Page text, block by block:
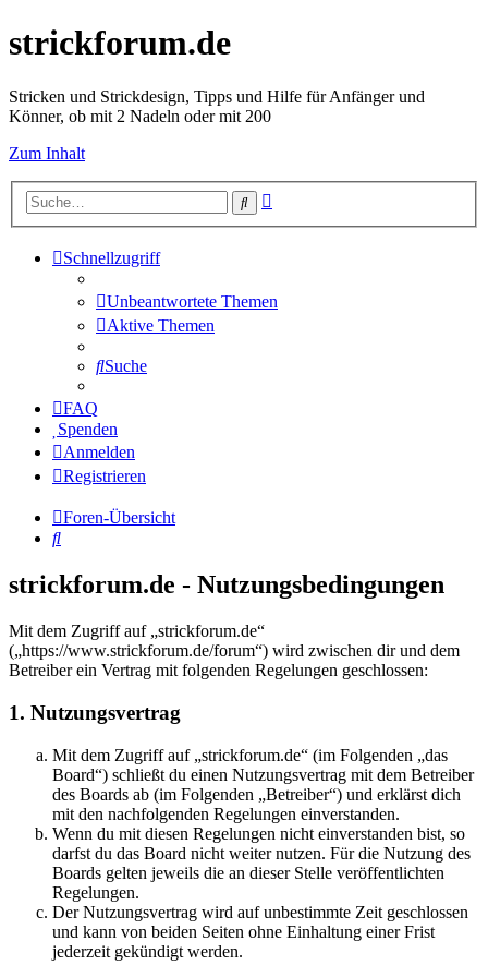
strickforum.de
Stricken und Strickdesign, Tipps und Hilfe für Anfänger und
Könner, ob mit 2 Nadeln oder mit 200
Zum Inhalt
Suche
Schnellzugriff
Unbeantwortete Themen
Aktive Themen
Suche
FAQ
Spenden
Anmelden
Registrieren
Foren-Übersicht
Suche
strickforum.de - Nutzungsbedingungen
Mit dem Zugriff auf „strickforum.de“
(„https://www.strickforum.de/forum“) wird zwischen dir und dem
Betreiber ein Vertrag mit folgenden Regelungen geschlossen:
1. Nutzungsvertrag
Mit dem Zugriff auf „strickforum.de“ (im Folgenden „das
Board“) schließt du einen Nutzungsvertrag mit dem Betreiber
des Boards ab (im Folgenden „Betreiber“) und erklärst dich
mit den nachfolgenden Regelungen einverstanden.
Wenn du mit diesen Regelungen nicht einverstanden bist, so
darfst du das Board nicht weiter nutzen. Für die Nutzung des
Boards gelten jeweils die an dieser Stelle veröffentlichten
Regelungen.
Der Nutzungsvertrag wird auf unbestimmte Zeit geschlossen
und kann von beiden Seiten ohne Einhaltung einer Frist
jederzeit gekündigt werden.